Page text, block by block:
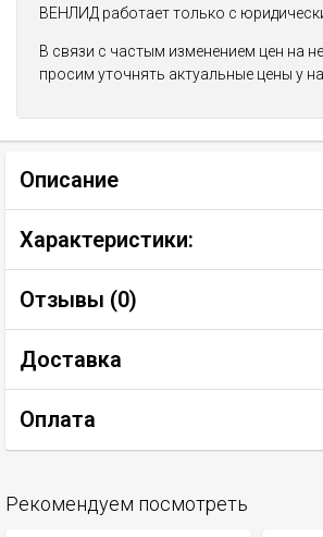
ВЕНЛИД работает только с
В связи с частым изменением цен на
просим уточнять актуальные цены у
Описание
Характеристики:
Отзывы (0)
Доставка
Оплата
Рекомендуем посмотреть